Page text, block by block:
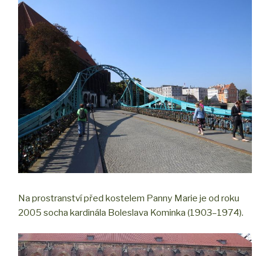
Na prostranství před kostelem Panny Marie je od roku
2005 socha kardinála Boleslava Kominka (1903–1974).